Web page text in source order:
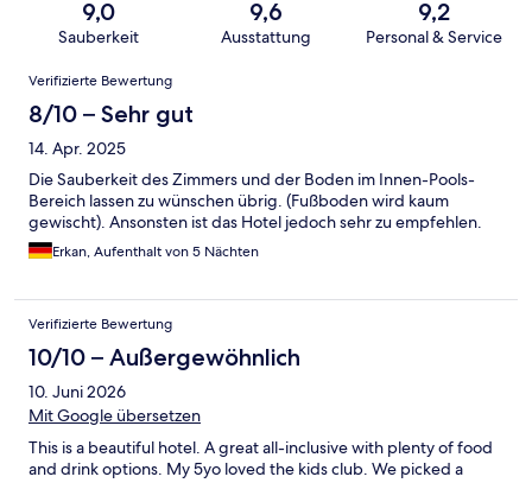
9,0
Sauberkeit
9,6
Ausstattung
9,2
Personal & Service
Bewertungen
Verifizierte Bewertung
8/10 – Sehr gut
14. Apr. 2025
Die Sauberkeit des Zimmers und der Boden im Innen-Pools-
Bereich lassen zu wünschen übrig. (Fußboden wird kaum
gewischt). Ansonsten ist das Hotel jedoch sehr zu empfehlen.
Erkan, Aufenthalt von 5 Nächten
Verifizierte Bewertung
10/10 – Außergewöhnlich
10. Juni 2026
Mit Google übersetzen
This is a beautiful hotel. A great all-inclusive with plenty of food
and drink options. My 5yo loved the kids club. We picked a